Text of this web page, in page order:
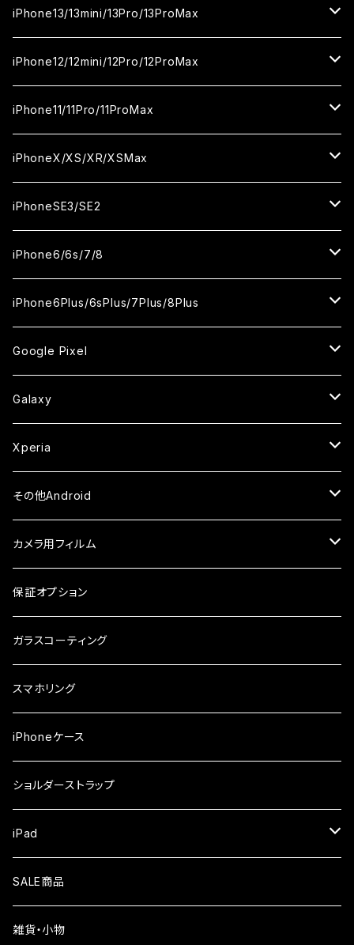
セラミックフィルム
ガラスフィルム
セラミックフィルム
iPhone16Plus
ガラスフィルム
セラミックフィルム
iPhone16ProMax
ガラスフィルム
セラミックフィルム
ガラスフィルム
セラミックフィルム
iPhone15Pro
ガラスフィルム
セラミックフィルム
iPhone15Plus
ガラスフィルム
セラミックフィルム
iPhone15ProMax
ガラスフィルム
セラミックフィルム
iPhone14
ガラスフィルム
セラミックフィルム
iPhone14Pro
ガラスフィルム
セラミックフィルム
iPhone14Plus
ガラスフィルム
セラミックフィルム
iPhone14ProMax
ガラスフィルム
セラミックフィルム
iPhone13/13mini/13Pro/13ProMax
iPhone13/13Pro
ガラスフィルム
セラミックフィルム
iPhone13mini
ガラスフィルム
セラミックフィルム
iPhone13ProMax
ガラスフィルム
セラミックフィルム
iPhone12/12mini/12Pro/12ProMax
iPhone12/12Pro
ガラスフィルム
セラミックフィルム
iPhone12mini
ガラスフィルム
セラミックフィルム
iPhone12ProMax
ガラスフィルム
セラミックフィルム
iPhone11/11Pro/11ProMax
iPhone11
ガラスフィルム
セラミックフィルム
iPhone11Pro
ガラスフィルム
セラミックフィルム
iPhone11Pro Max
ガラスフィルム
セラミックフィルム
iPhoneX/XS/XR/XSMax
iPhoneX
ガラスフィルム
セラミックフィルム
iPhoneXS
ガラスフィルム
セラミックフィルム
iPhoneXR
ガラスフィルム
セラミックフィルム
iPhoneXSMax
ガラスフィルム
セラミックフィルム
iPhoneSE3/SE2
iPhoneSE3
ガラスフィルム
ケース
iPhoneSE2
ガラスフィルム
ケース
iPhone6/6s/7/8
iPhone8
ガラスフィルム
セラミックフィルム
iPhone7
ガラスフィルム
セラミックフィルム
iPhone6s
ガラスフィルム
ケース・カバー
iPhone6
ガラスフィルム
ケース・カバー
iPhone6Plus/6sPlus/7Plus/8Plus
iPhone6Plus
ガラスフィルム
ケース
iPhone6sPlus
ガラスフィルム
ケース
iPhone7Plus
ガラスフィルム
ケース
iPhone8Plus
ガラスフィルム
ケース
Google Pixel
ガラスフィルム
セラミックフィルム
ケース
Galaxy
ガラスフィルム
セラミックフィルム
ケース
Xperia
ガラスフィルム
その他Android
AQUOS
ガラスフィルム
arrows
ガラスフィルム
シンプルスマホ
ガラスフィルム
らくらくスマホ
ガラスフィルム
OPPO
ガラスフィルム
Xiaomi
ガラスフィルム
カメラ用フィルム
iPhone
iPhone17e
iPhone17ProMax
iPhone16
Android
保証オプション
ガラスコーティング
スマホリング
iPhoneケース
ショルダーストラップ
iPad
液晶フィルム
SALE商品
雑貨・小物